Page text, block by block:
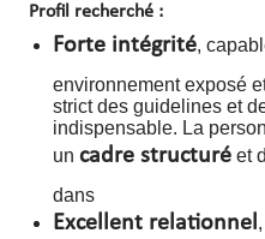
Profil recherché :
Forte intégrité,
environnement exposé
strict des guidelines et
indispensable. La
un cadre structuré et
dans
Excellent relationnel